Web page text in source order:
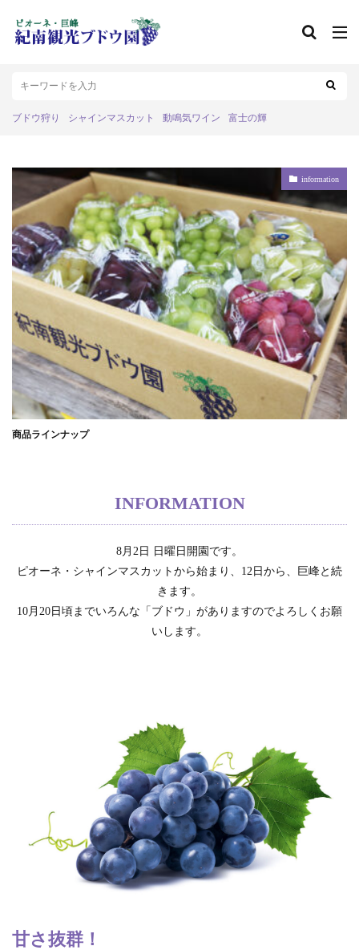
ブドウ狩り シャインマスカット 動鳴気ワイン 富士の輝
information
商品ラインナップ
INFORMATION
8月2日 日曜日開園です。
ピオーネ・シャインマスカットから始まり、12日から、巨峰と続
きます。
10月20日頃までいろんな「ブドウ」がありますのでよろしくお願
いします。
甘さ抜群！